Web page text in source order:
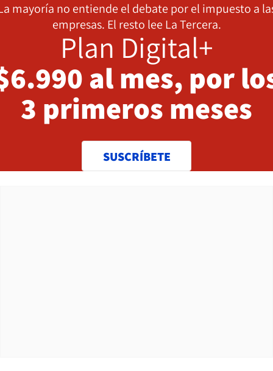
mayoría no entiende el debate por el impuesto a
empresas. El resto lee La Tercera.
Plan Digital+
al mes, por
3 primeros meses
SUSCRÍBETE